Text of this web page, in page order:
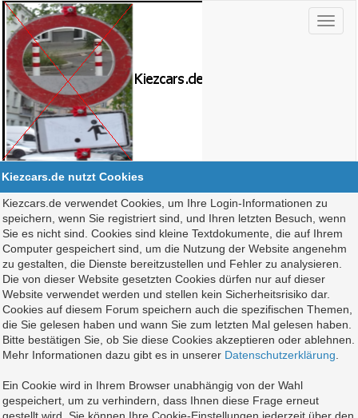
Kiezcars.de nutzt Cookies
Kiezcars.de verwendet Cookies, um Ihre Login-Informationen zu
speichern, wenn Sie registriert sind, und Ihren letzten Besuch, wenn
Sie es nicht sind. Cookies sind kleine Textdokumente, die auf Ihrem
Computer gespeichert sind, um die Nutzung der Website angenehm
zu gestalten, die Dienste bereitzustellen und Fehler zu analysieren.
Die von dieser Website gesetzten Cookies dürfen nur auf dieser
Website verwendet werden und stellen kein Sicherheitsrisiko dar.
Cookies auf diesem Forum speichern auch die spezifischen Themen,
die Sie gelesen haben und wann Sie zum letzten Mal gelesen haben.
Bitte bestätigen Sie, ob Sie diese Cookies akzeptieren oder ablehnen.
Mehr Informationen dazu gibt es in unserer Datenschutzerklärung
Ein Cookie wird in Ihrem Browser unabhängig von der Wahl
gespeichert, um zu verhindern, dass Ihnen diese Frage erneut